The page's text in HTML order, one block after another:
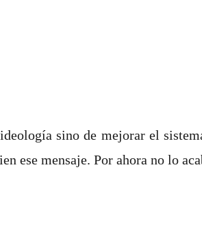
sino de mejorar el
ese mensaje. Por ahora no lo